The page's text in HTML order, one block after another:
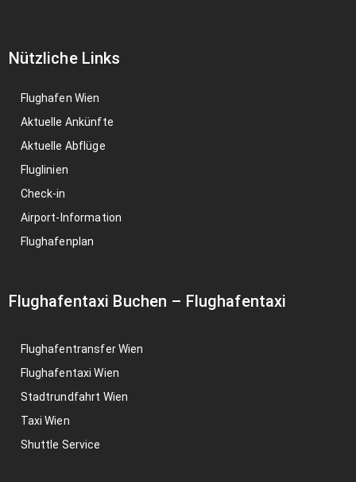
Nützliche Links
Flughafen Wien
Aktuelle Ankünfte
Aktuelle Abflüge
Fluglinien
Check-in
Airport-Information
Flughafenplan
Flughafentaxi Buchen – Flughafentaxi
Flughafentransfer Wien
Flughafentaxi Wien
Stadtrundfahrt Wien
Taxi Wien
Shuttle Service